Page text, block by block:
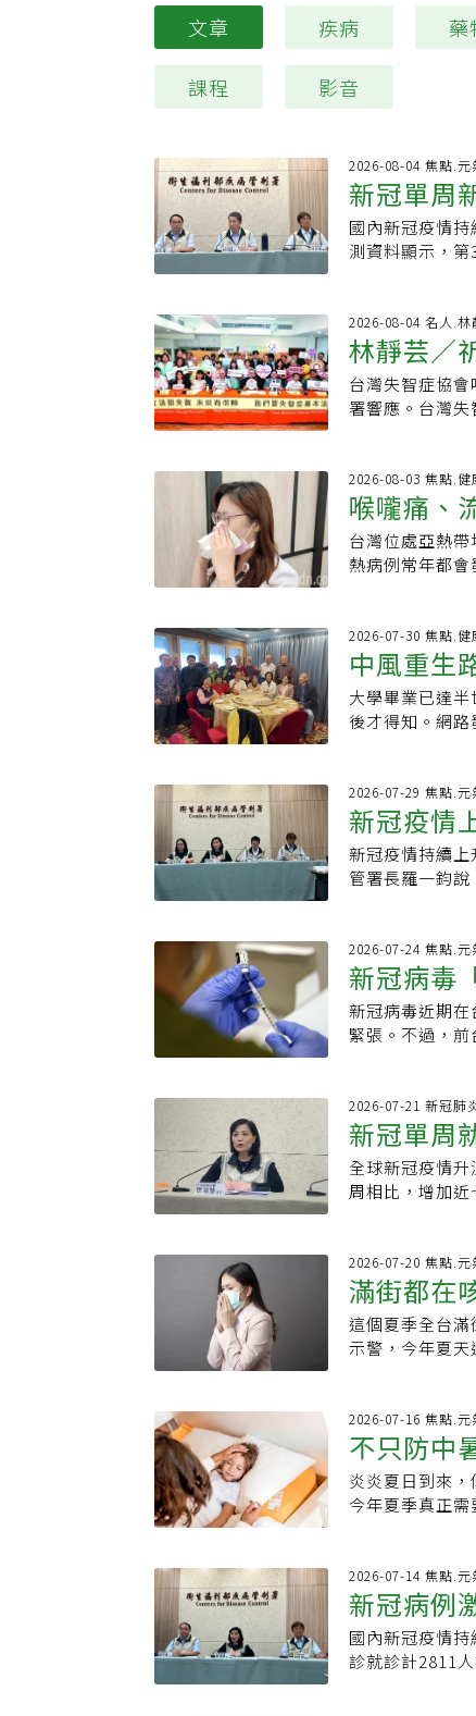
文章 疾病 藥
課程 影音
2026-08-04 焦點.元
新冠單周
國內新冠疫情
測資料顯示，
不可掉以輕心。
個案。自去年
症個案發現，
89.1%的重症
果。從全球疫情
球主要流行病毒
監測新興變異
組織自7月27日
此一新興變異
NB.1.8.1的衍生
能力，但世界
相當程度的保
種。疾管署防
病患者、免疫
177.2萬人次，
冠疫苗庫存尚
種，預計8月6
延長至今年9月
2026-08-04 名人.林
林靜芸／
台灣失智症協
署響應。台灣
基本法」最大的
與定期更新檢
才能建立跨部
失智症有一半
況。我照顧先生
長？」我就這樣
等各種情況，
老照顧憂鬱、
但身為外科醫
像恐怖片，有血
照顧者。她對
於有暴力行為的
妳。」她回答
辦？」她說，
醫師時，最令我
部外傷病例已經
什麼有這樣的
提升位階國家
失智者與照顧者
實，八十歲以上
中都有爺爺、奶
面對的事。讓
2026-08-03 焦點.健
喉嚨痛、
差異」要
台灣位處亞熱
熱病例常年都
現喉嚨痛及雙腳
驗後確診。該
因初期表現與
狀與感冒相似
進入重要時期
然高燒至39～
現噁心、嘔吐或
症警訊有哪些
窩痛、牙齦出
且出現血小板快
登革熱主要方法
支持性照護為主
議使用普拿疼，
週可恢復，但
狀，應儘早就醫
優活健康網授
2026-07-30 焦點.健
中風重生
大學畢業已達
後才得知。網
群組分享，彼此
互相扶持半世
年新冠病毒肆
斷是「小中風
為新冠肺炎疫
人無異，且反應
人為之喝采。
2026-07-29 焦點.元
新冠疫情
成今年最
新冠疫情持續
管署長羅一鈞說
亡，其中，42
署防疫醫師林詠
病，於去年10
並到醫院就醫，
失，失去呼吸、
未曾接種。7月
搐、眼睛上吊
療，目前已經
個月以上的全
險。
2026-07-24 焦點.元
新冠病毒
揭病毒未
新冠病毒近期
緊張。不過，
臉書「日本自助
的方式報導新
『又來』，他
的流行，這種情
間就可能出現新
上，常見的感冒
症對於新冠疫
的早已轉向預
無法阻擋新病
未來出現新的新
症，才代表過
止，我們顯然
屬於新冠重症
重症保護力，
家長卻已不再恐
病毒、A型流感
情初期平淡許
檢過程不舒服
2026-07-21 新冠肺
新冠單周
流行期
全球新冠疫情
周相比，增加
罹病後重症死亡
就診人次，因新
診人次上升66.5
式進入「流行
情也呈上升趨勢
注射用的瑞德西
計去年10月至
例以65歲以上
打本季新冠疫
主。全球陽性率
持平趨勢；鄰
目前全球流行
JN.1占15.46％
173.5萬人次，
2026-07-20 焦點.元
滿街都在
週快就醫
這個夏季全台
示警，今年夏
數據顯示，新冠
就診共達2,811
始擔心A型流
夏季依然可能
除了新冠與A流
內外造成的劇烈
咳嗽。黃軒特
高燒、呼吸困
通感冒看待，
2026-07-16 焦點.元
不只防中
重症警訊
炎炎夏日到來
今年夏季真正
通感冒。第一種
兒園、托嬰中
佳、意識不清
快，都可能是
症病例，家長
2026-07-14 焦點.元
新冠病例
入流行期
國內新冠疫情
診就診計2811